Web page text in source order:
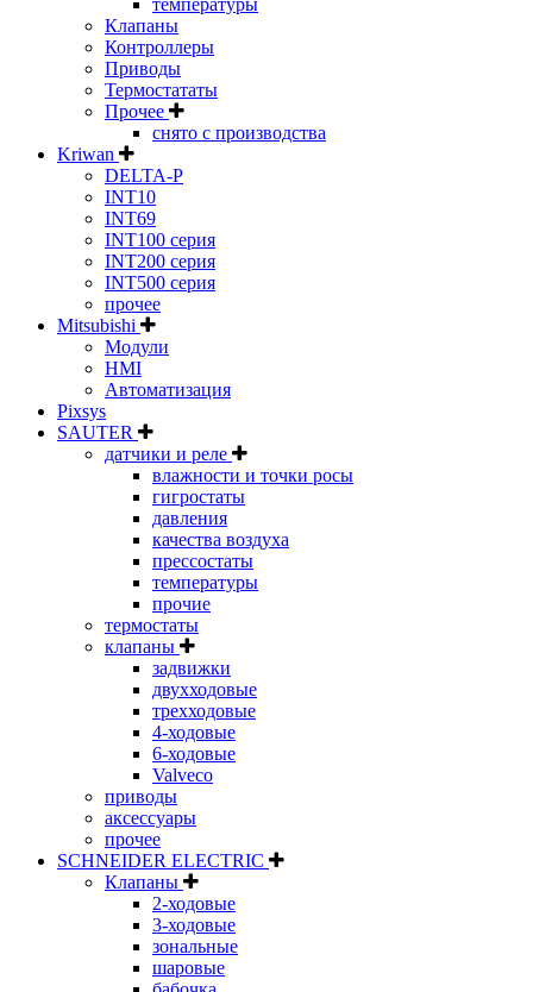
Клапаны
Контроллеры
Приводы
Термостататы
Прочее
снято с производства
Kriwan
DELTA-P
INT10
INT69
INT100 серия
INT200 серия
INT500 серия
прочее
Mitsubishi
Модули
HMI
Автоматизация
Pixsys
SAUTER
датчики и реле
влажности и точки росы
гигростаты
давления
качества воздуха
прессостаты
температуры
прочие
термостаты
клапаны
задвижки
двухходовые
трехходовые
4-ходовые
6-ходовые
Valveco
приводы
аксессуары
прочее
SCHNEIDER ELECTRIC
Клапаны
2-ходовые
3-ходовые
зональные
шаровые